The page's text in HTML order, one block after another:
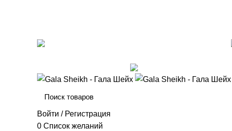
Войти / Регистрация
0 Список желаний